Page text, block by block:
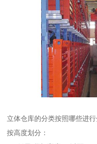
立体仓库的分类按照哪些进行
按高度划分：